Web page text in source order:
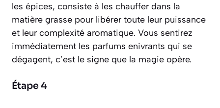
les épices, consiste à les chauffer dans la
matière grasse pour libérer toute leur puissance
et leur complexité aromatique. Vous sentirez
immédiatement les parfums enivrants qui se
dégagent, c’est le signe que la magie opère.
Étape 4